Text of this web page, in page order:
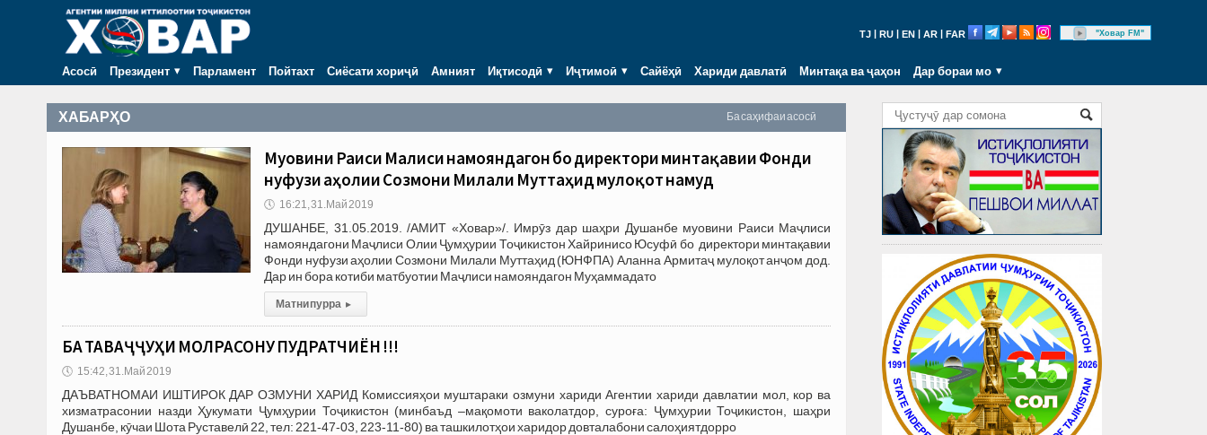
TJ RU EN AR FAR "Ховар FM"
Асосӣ Президент Парламент Пойтахт Сиёсати хориҷӣ Амният Иқтисодӣ Иҷтимоӣ Сайёҳӣ Хариди давлатӣ Минтақа ва ҷаҳон Дар бораи мо
Ба саҳифаи асосӣ
ХАБАРҲО
Муовини Раиси Маҷлиси намояндагон бо директори минтақавии Фонди
нуфузи аҳолии Созмони Милали Муттаҳид мулоқот намуд
🕔 16:21, 31.Май 2019
ДУШАНБЕ, 31.05.2019. /АМИТ «Ховар»/. Имрӯз дар шаҳри Душанбе муовини Раиси Маҷлиси
намояндагони Маҷлиси Олии Ҷумҳурии Тоҷикистон Хайринисо Юсуфӣ бо директори минтақавии
Фонди нуфузи аҳолии Созмони Милали Муттаҳид (ЮНФПА) Аланна Армитаҷ мулоқот анҷом дод.
Дар ин бора котиби матбуотии Маҷлиси намояндагон Муҳаммадато
Матни пурра ▸
БА ТАВАҶҶУҲИ МОЛРАСОНУ ПУДРАТЧИЁН !!!
🕔 15:42, 31.Май 2019
ДАЪВАТНОМАИ ИШТИРОК ДАР ОЗМУНИ ХАРИД Комиссияҳои муштараки озмуни хариди Агентии хариди давлатии мол, кор ва
хизматрасонии назди Ҳукумати Ҷумҳурии Тоҷикистон (минбаъд –мақомоти ваколатдор, суроға: Ҷумҳурии Тоҷикистон, шаҳри
Душанбе, кӯчаи Шота Руставелӣ 22, тел: 221-47-03, 223-11-80) ва ташкилотҳои харидор довталабони салоҳиятдорро